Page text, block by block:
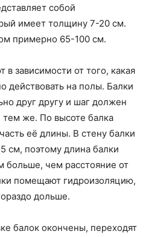
собой
имеет толщину 7-20 см.
примерно 65-100 см.
зависимости от того, какая
действовать на полы. Балки
друг другу и шаг должен
же. По высоте балка
её длины. В стену балки
см, поэтому длина балки
чем расстояние от
помещают гидроизоляцию,
дольше.
балок окончены, переходят